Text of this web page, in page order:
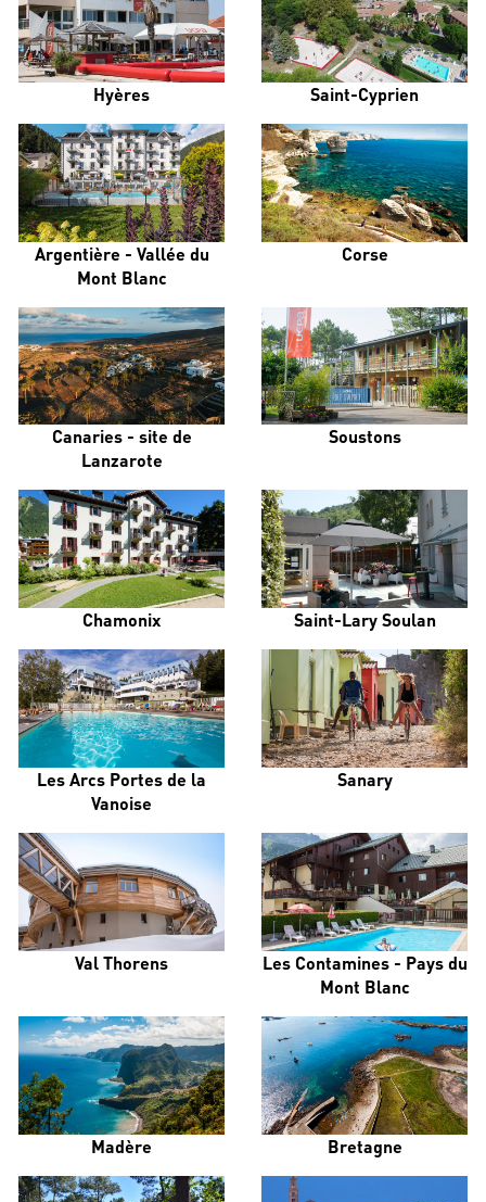
Hyères Saint-Cyprien
Argentière - Vallée du
Mont Blanc
Corse
Canaries - site de
Lanzarote
Soustons
Chamonix Saint-Lary Soulan
Les Arcs Portes de la
Vanoise
Sanary
Val Thorens
Les Contamines - Pays du
Mont Blanc
Madère Bretagne